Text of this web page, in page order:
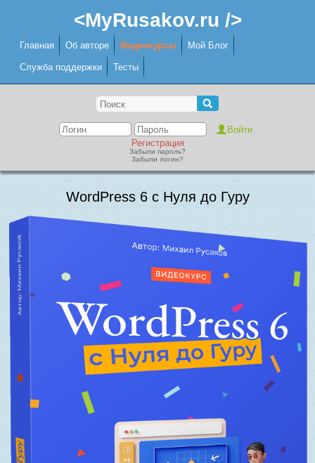
<MyRusakov.ru />
Главная Об авторе Видеокурсы Мой Блог
Служба поддержки Тесты
Регистрация
Забыли пароль?
Забыли логин?
WordPress 6 с Нуля до Гуру